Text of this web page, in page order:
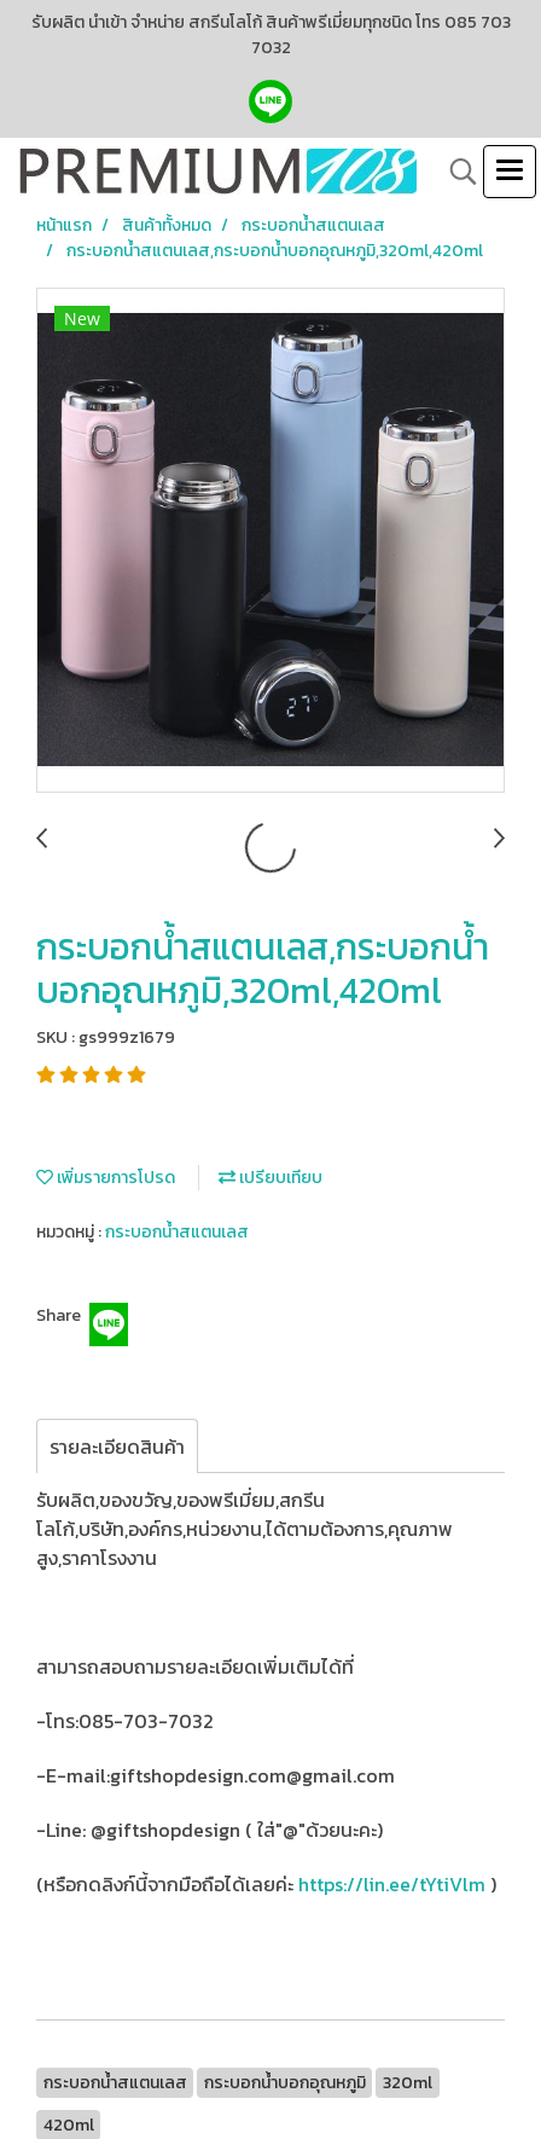
รับผลิต นำเข้า จำหน่าย สกรีนโลโก้ สินค้าพรีเมี่ยมทุกชนิด โทร 085 703
7032
หน้าแรก สินค้าทั้งหมด
กระบอกน้ำสแตนเลส
กระบอกน้ำสแตนเลส,กระบอกน้ำบอกอุณหภูมิ,320ml,420ml
New
กระบอกน้ำสแตนเลส,กระบอกน้ำ
บอกอุณหภูมิ,320ml,420ml
SKU : gs999z1679
เพิ่มรายการโปรด เปรียบเทียบ
หมวดหมู่ :กระบอกน้ำสแตนเลส
Share
รายละเอียดสินค้า
รับผลิต,ของขวัญ,ของพรีเมี่ยม,สกรีน
โลโก้,บริษัท,องค์กร,หน่วยงาน,ได้ตามต้องการ,คุณภาพ
สูง,ราคาโรงงาน
สามารถสอบถามรายละเอียดเพิ่มเติมได้ที่
-โทร:085-703-7032
-E-mail:giftshopdesign.com@gmail.com
-Line: @giftshopdesign ( ใส่"@"ด้วยนะคะ)
(หรือกดลิงก์นี้จากมือถือได้เลยค่ะ https://lin.ee/tYtiVlm )
กระบอกน้ำสแตนเลส กระบอกน้ำบอกอุณหภูมิ
320ml
420ml